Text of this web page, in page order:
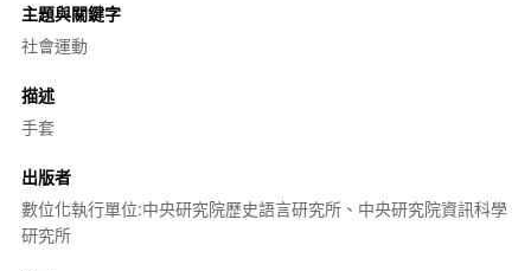
主題與關鍵字
社會運動
描述
手套
出版者
數位化執行單位:中央研究院歷史語言研究所、中央研究院資訊科學
研究所